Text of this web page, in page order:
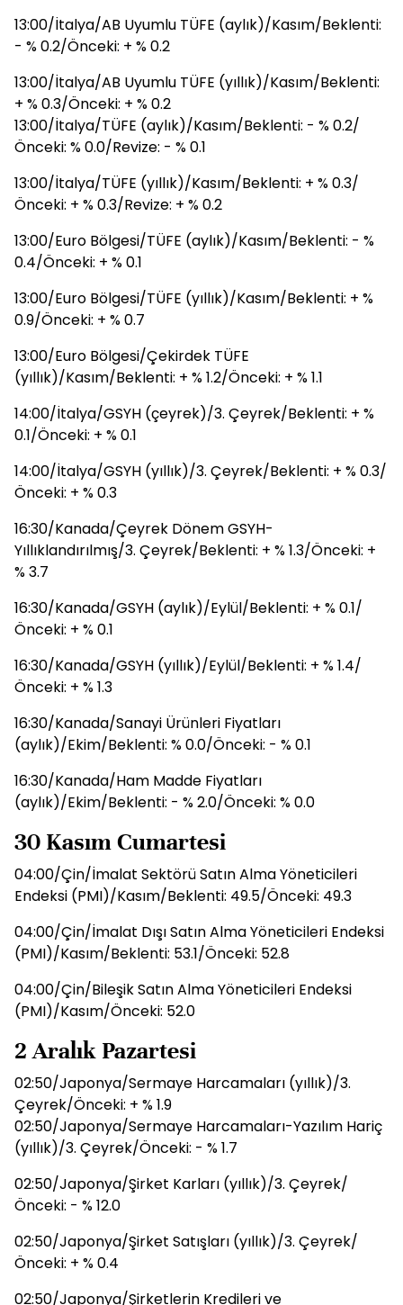
13:00/İtalya/AB Uyumlu TÜFE (aylık)/Kasım/Beklenti:
- % 0.2/Önceki: + % 0.2
13:00/İtalya/AB Uyumlu TÜFE (yıllık)/Kasım/Beklenti:
+ % 0.3/Önceki: + % 0.2
13:00/İtalya/TÜFE (aylık)/Kasım/Beklenti: - % 0.2/
Önceki: % 0.0/Revize: - % 0.1
13:00/İtalya/TÜFE (yıllık)/Kasım/Beklenti: + % 0.3/
Önceki: + % 0.3/Revize: + % 0.2
13:00/Euro Bölgesi/TÜFE (aylık)/Kasım/Beklenti: - %
0.4/Önceki: + % 0.1
13:00/Euro Bölgesi/TÜFE (yıllık)/Kasım/Beklenti: + %
0.9/Önceki: + % 0.7
13:00/Euro Bölgesi/Çekirdek TÜFE
(yıllık)/Kasım/Beklenti: + % 1.2/Önceki: + % 1.1
14:00/İtalya/GSYH (çeyrek)/3. Çeyrek/Beklenti: + %
0.1/Önceki: + % 0.1
14:00/İtalya/GSYH (yıllık)/3. Çeyrek/Beklenti: + % 0.3/
Önceki: + % 0.3
16:30/Kanada/Çeyrek Dönem GSYH-
Yıllıklandırılmış/3. Çeyrek/Beklenti: + % 1.3/Önceki: +
% 3.7
16:30/Kanada/GSYH (aylık)/Eylül/Beklenti: + % 0.1/
Önceki: + % 0.1
16:30/Kanada/GSYH (yıllık)/Eylül/Beklenti: + % 1.4/
Önceki: + % 1.3
16:30/Kanada/Sanayi Ürünleri Fiyatları
(aylık)/Ekim/Beklenti: % 0.0/Önceki: - % 0.1
16:30/Kanada/Ham Madde Fiyatları
(aylık)/Ekim/Beklenti: - % 2.0/Önceki: % 0.0
30 Kasım Cumartesi
04:00/Çin/İmalat Sektörü Satın Alma Yöneticileri
Endeksi (PMI)/Kasım/Beklenti: 49.5/Önceki: 49.3
04:00/Çin/İmalat Dışı Satın Alma Yöneticileri Endeksi
(PMI)/Kasım/Beklenti: 53.1/Önceki: 52.8
04:00/Çin/Bileşik Satın Alma Yöneticileri Endeksi
(PMI)/Kasım/Önceki: 52.0
2 Aralık Pazartesi
02:50/Japonya/Sermaye Harcamaları (yıllık)/3.
Çeyrek/Önceki: + % 1.9
02:50/Japonya/Sermaye Harcamaları-Yazılım Hariç
(yıllık)/3. Çeyrek/Önceki: - % 1.7
02:50/Japonya/Şirket Karları (yıllık)/3. Çeyrek/
Önceki: - % 12.0
02:50/Japonya/Şirket Satışları (yıllık)/3. Çeyrek/
Önceki: + % 0.4
02:50/Japonya/Şirketlerin Kredileri ve